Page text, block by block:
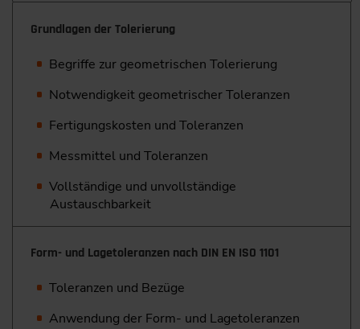
Grundlagen der Tolerierung
Begriffe zur geometrischen Tolerierung
Notwendigkeit geometrischer Toleranzen
Fertigungskosten und Toleranzen
Messmittel und Toleranzen
Vollständige und unvollständige
Austauschbarkeit
Form- und Lagetoleranzen nach DIN EN ISO 1101
Toleranzen und Bezüge
Anwendung der Form- und Lagetoleranzen